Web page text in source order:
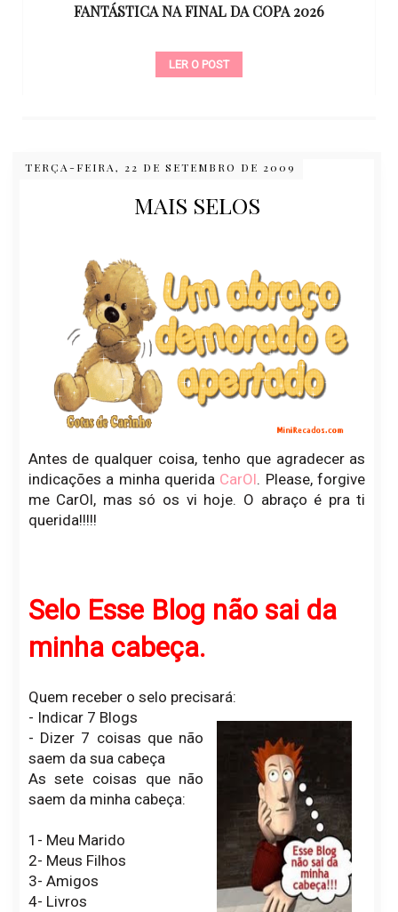
FANTÁSTICA NA FINAL DA COPA 2026
LER O POST
TERÇA-FEIRA, 22 DE SETEMBRO DE 2009
MAIS SELOS
Antes de qualquer coisa, tenho que agradecer as
indicações a minha querida CarOl. Please, forgive
me CarOl, mas só os vi hoje. O abraço é pra ti
querida!!!!!
Selo Esse Blog não sai da
minha cabeça.
Quem receber o selo precisará:
- Indicar 7 Blogs
- Dizer 7 coisas que não
saem da sua cabeça
As sete coisas que não
saem da minha cabeça:
1- Meu Marido
2- Meus Filhos
3- Amigos
4- Livros